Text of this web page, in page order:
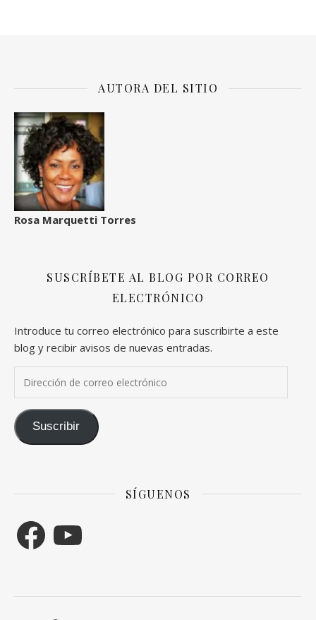
AUTORA DEL SITIO
Rosa Marquetti Torres
SUSCRÍBETE AL BLOG POR CORREO
ELECTRÓNICO
Introduce tu correo electrónico para suscribirte a este
blog y recibir avisos de nuevas entradas.
Suscribir
SÍGUENOS
Facebook